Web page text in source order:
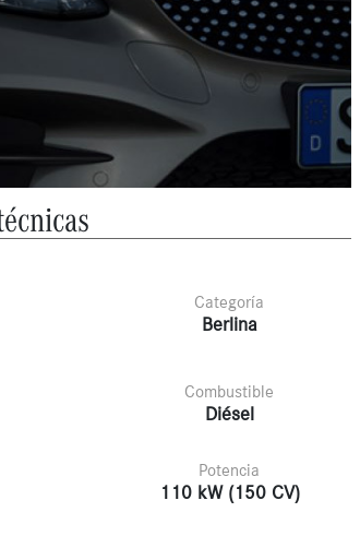
Categoría
Berlina
Combustible
Diésel
Potencia
110 kW (150 CV)